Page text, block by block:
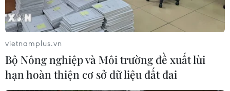
vietnamplus.vn
Bộ Nông nghiệp và Môi trường đề xuất lùi
hạn hoàn thiện cơ sở dữ liệu đất đai